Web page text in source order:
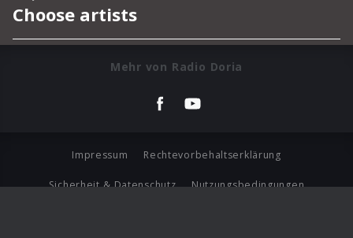
Mehr von Radio Doria
Impressum Rechtevorbehaltserklärung
Sicherheit & Datenschutz Nutzungsbedingungen